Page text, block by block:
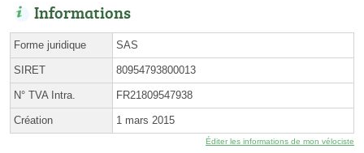
Informations
Forme juridique SAS
SIRET 80954793800013
N° TVA Intra. FR21809547938
Création 1 mars 2015
Éditer les informations de mon vélociste